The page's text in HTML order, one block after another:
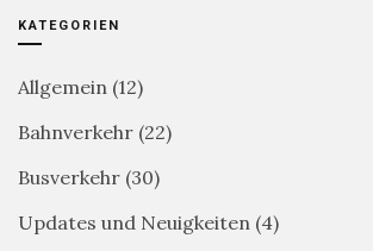
KATEGORIEN
Allgemein (12)
Bahnverkehr (22)
Busverkehr (30)
Updates und Neuigkeiten (4)